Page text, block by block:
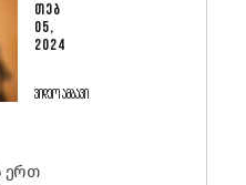
ᲗᲔᲑ
05,
2024
ᲕᲘᲓᲔᲝ ᲐᲛᲑᲐᲕᲘ
ერთ